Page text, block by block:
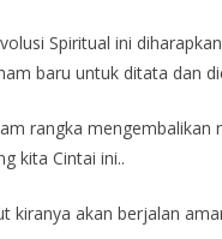
Spiritual ini
baru untuk ditata dan
rangka
kita Cintai ini..
kiranya akan berjalan